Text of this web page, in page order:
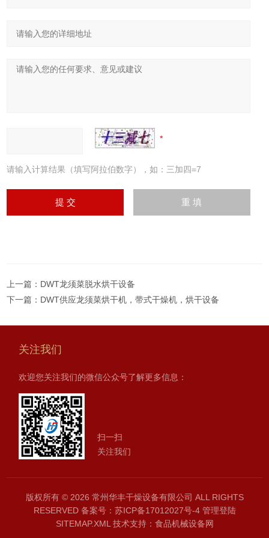
请输入计算结果（填写阿拉伯数字），如：三加四=7
上一篇： DWT龙须菜脱水烘干设备
下一篇： DWT供应龙须菜烘干机，带式干燥机，烘干设备
关注我们
欢迎您关注我们的微信公众号了解更多信息：
扫一扫
关注我们
版权所有 © 2026 常州华丰干燥设备有限公司 ALL RIGHTS
RESERVED 备案号：苏ICP备17012027号-4 管理登陆
SITEMAP.XML技术支持： 食品机械设备网